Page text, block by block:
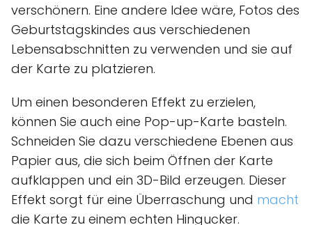
verschönern. Eine andere Idee wäre, Fotos des
Geburtstagskindes aus verschiedenen
Lebensabschnitten zu verwenden und sie auf
der Karte zu platzieren.
Um einen besonderen Effekt zu erzielen,
können Sie auch eine Pop-up-Karte basteln.
Schneiden Sie dazu verschiedene Ebenen aus
Papier aus, die sich beim Öffnen der Karte
aufklappen und ein 3D-Bild erzeugen. Dieser
Effekt sorgt für eine Überraschung und macht
die Karte zu einem echten Hingucker.